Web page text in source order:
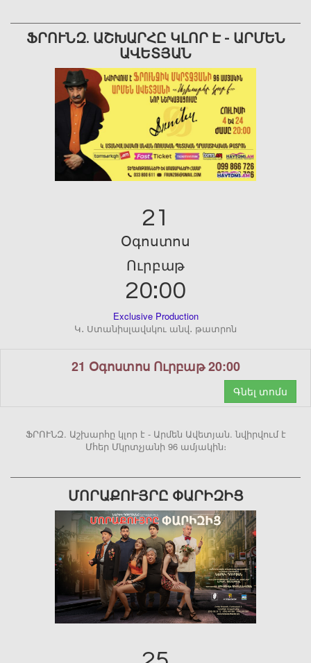
ՖՐՈՒՆԶ. ԱՇԽԱՐՀԸ ԿԼՈՐ Է - ԱՐՄԵՆ
ԱՎԵՏՅԱՆ
21
Օգոստոս
Ուրբաթ
20:00
Exclusive Production
Կ․ Ստանիսլավսկու անվ․ թատրոն
21 Օգոստոս Ուրբաթ 20:00
Գնել տոմս
ՖՐՈՒՆԶ. Աշխարհը կլոր է - Արմեն Ավետյան. նվիրվում է
Մհեր Մկրտչյանի 96 ամյակին։
ՄՈՐԱՔՈՒՅՐԸ ՓԱՐԻԶԻՑ